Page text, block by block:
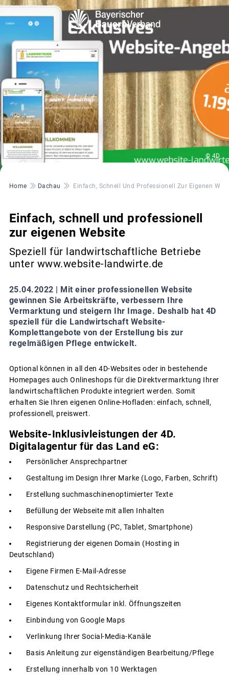
© 4D
Pfadnavigation
Home Dachau Einfach, Schnell Und Professionell Zur Eigenen
Einfach, schnell und professionell
zur eigenen Website
Speziell für landwirtschaftliche Betriebe
unter www.website-landwirte.de
25.04.2022 | Mit einer professionellen Website
gewinnen Sie Arbeitskräfte, verbessern Ihre
Vermarktung und steigern Ihr Image. Deshalb hat 4D
speziell für die Landwirtschaft Website-
Komplettangebote von der Erstellung bis zur
regelmäßigen Pflege entwickelt.
Optional können in all den 4D-Websites oder in bestehende
Homepages auch Onlineshops für die Direktvermarktung Ihrer
landwirtschaftlichen Produkte integriert werden. Somit
erhalten Sie Ihren eigenen Online-Hofladen: einfach, schnell,
professionell, preiswert.
Website-Inklusivleistungen der 4D.
Digitalagentur für das Land eG:
Persönlicher Ansprechpartner
Gestaltung im Design Ihrer Marke (Logo, Farben, Schrift)
Erstellung suchmaschinenoptimierter Texte
Befüllung der Webseite mit allen Inhalten
Responsive Darstellung (PC, Tablet, Smartphone)
Registrierung der eigenen Domain (Hosting in
Deutschland)
Eigene Firmen E-Mail-Adresse
Datenschutz und Rechtsicherheit
Eigenes Kontaktformular inkl. Öffnungszeiten
Einbindung von Google Maps
Verlinkung Ihrer Social-Media-Kanäle
Basis Anleitung zur eigenständigen Bearbeitung/Pflege
Erstellung innerhalb von 10 Werktagen